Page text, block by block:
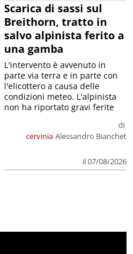
Scarica di sassi sul
Breithorn, tratto in
salvo alpinista ferito a
una gamba
cervinia
di
Alessandro Bianchet
il 07/08/2026
L'intervento è avvenuto in
parte via terra e in parte con
l'elicottero a causa delle
condizioni meteo. L'alpinista
non ha riportato gravi ferite